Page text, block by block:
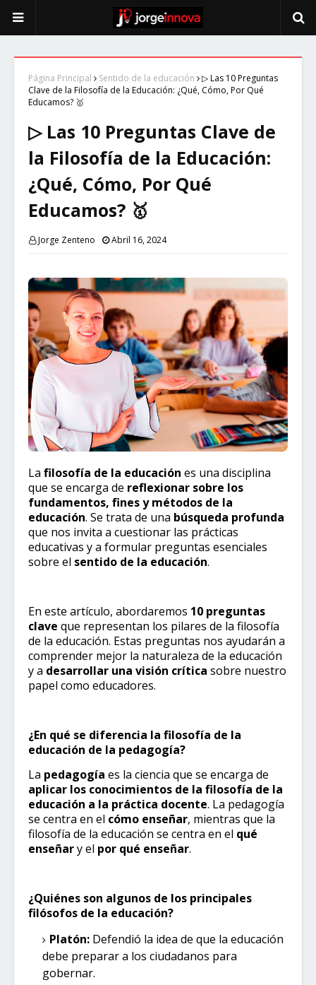
Página Principal Sentido de la educación
▷ Las 10 Preguntas
Clave de la Filosofía de la Educación: ¿Qué, Cómo, Por Qué
Educamos? 🥇
▷ Las 10 Preguntas Clave de
la Filosofía de la Educación:
¿Qué, Cómo, Por Qué
Educamos? 🥇
Jorge Zenteno Abril 16, 2024
La filosofía de la educación es una disciplina
que se encarga de reflexionar sobre los
fundamentos, fines y métodos de la
educación. Se trata de una búsqueda profunda
que nos invita a cuestionar las prácticas
educativas y a formular preguntas esenciales
sobre el sentido de la educación.
En este artículo, abordaremos 10 preguntas
clave que representan los pilares de la filosofía
de la educación. Estas preguntas nos ayudarán a
comprender mejor la naturaleza de la educación
y a desarrollar una visión crítica sobre nuestro
papel como educadores.
¿En qué se diferencia la filosofía de la
educación de la pedagogía?
La pedagogía es la ciencia que se encarga de
aplicar los conocimientos de la filosofía de la
educación a la práctica docente. La pedagogía
se centra en el cómo enseñar, mientras que la
filosofía de la educación se centra en el qué
enseñary el por qué enseñar.
¿Quiénes son algunos de los principales
filósofos de la educación?
Platón: Defendió la idea de que la educación
debe preparar a los ciudadanos para
gobernar.